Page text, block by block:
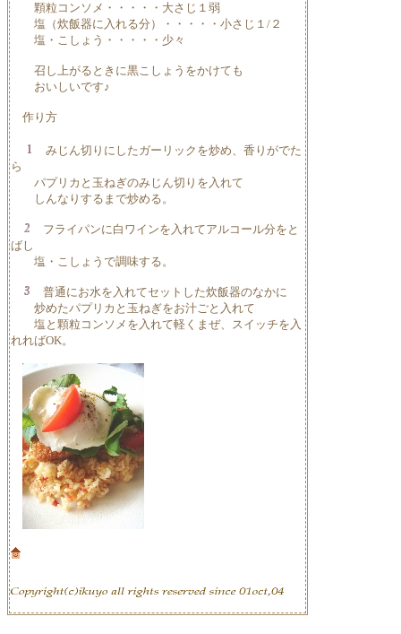
顆粒コンソメ・・・・・大さじ１弱
塩（炊飯器に入れる分）・・・・・小さじ１/２
塩・こしょう・・・・・少々
召し上がるときに黒こしょうをかけても
おいしいです♪
作り方
みじん切りにしたガーリックを炒め、香りがでた
ら
パプリカと玉ねぎのみじん切りを入れて
しんなりするまで炒める。
フライパンに白ワインを入れてアルコール分をと
ばし
塩・こしょうで調味する。
普通にお水を入れてセットした炊飯器のなかに
炒めたパプリカと玉ねぎをお汁ごと入れて
塩と顆粒コンソメを入れて軽くまぜ、スイッチを入
れればOK。